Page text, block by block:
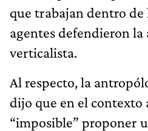
que trabajan dentro de
agentes defendieron
verticalista.
Al respecto, la
dijo que en el contexto
“imposible” proponer